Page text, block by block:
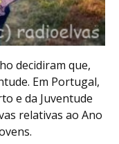
decidiram que,
Em Portugal,
e da Juventude
relativas ao Ano